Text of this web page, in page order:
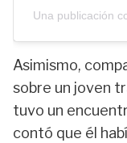
Una publicación
Asimismo,
sobre un joven
tuvo un
contó que él